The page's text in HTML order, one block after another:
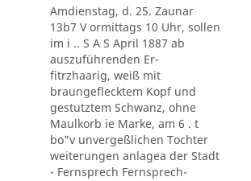
Amdienstag, d. 25. Zaunar
13b7 V ormittags 10 Uhr, sollen
im i .. S A S April 1887 ab
auszuführenden Er-
fitrzhaarig, weiß mit
braungeflecktem Kopf und
gestutztem Schwanz, ohne
Maulkorb ie Marke, am 6 . t
bo"v unvergeßlichen Tochter
weiterungen anlagea der Stadt
- Fernsprech Fernsprech-